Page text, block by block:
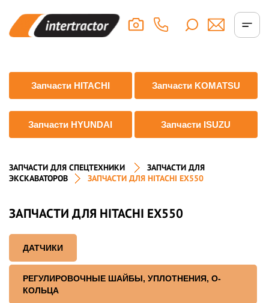
Запчасти HITACHI Запчасти KOMATSU
Запчасти HYUNDAI Запчасти ISUZU
ЗАПЧАСТИ ДЛЯ СПЕЦТЕХНИКИ
ЗАПЧАСТИ ДЛЯ
ЭКСКАВАТОРОВ
ЗАПЧАСТИ ДЛЯ HITACHI EX550
ЗАПЧАСТИ ДЛЯ HITACHI EX550
ДАТЧИКИ
РЕГУЛИРОВОЧНЫЕ ШАЙБЫ, УПЛОТНЕНИЯ, О-
КОЛЬЦА